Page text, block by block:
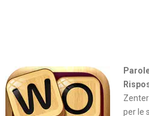
per le